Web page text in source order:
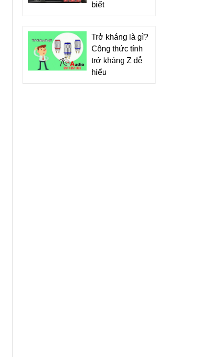
biết
Trở kháng là gì?
Công thức tính
trở kháng Z dễ
hiểu